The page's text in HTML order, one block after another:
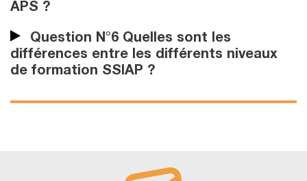
APS ?
Question N°6 Quelles sont les
différences entre les différents niveaux
de formation SSIAP ?